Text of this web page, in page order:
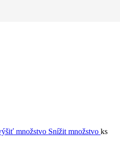
množstvo Snížit množstvo ks